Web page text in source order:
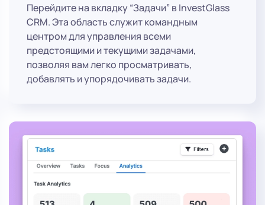
Перейдите на вкладку “Задачи” в InvestGlass
CRM. Эта область служит командным
центром для управления всеми
предстоящими и текущими задачами,
позволяя вам легко просматривать,
добавлять и упорядочивать задачи.